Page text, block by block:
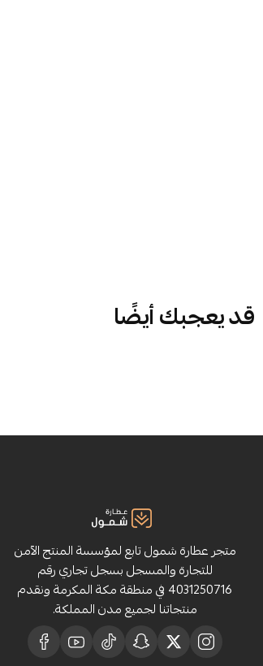
قد يعجبك أيضًا
متجر عطارة شمول تابع لمؤسسة المنتج الآمن
للتجارة والمسجل بسجل تجاري رقم
4031250716 في منطقة مكة المكرمة ونقدم
منتجاتنا لجميع مدن المملكة.